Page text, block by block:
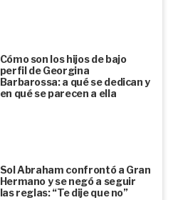
Cómo son los hijos de bajo
perfil de Georgina
Barbarossa: a qué se dedican y
en qué se parecen a ella
Sol Abraham confrontó a Gran
Hermano y se negó a seguir
las reglas: “Te dije que no”